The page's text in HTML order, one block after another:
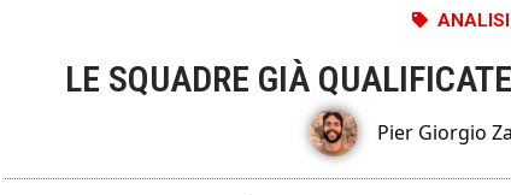
ANALISI
LE SQUADRE GIÀ
Pier Giorgio